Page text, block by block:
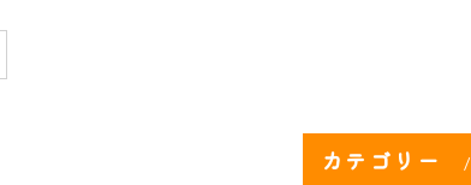
カテゴリー